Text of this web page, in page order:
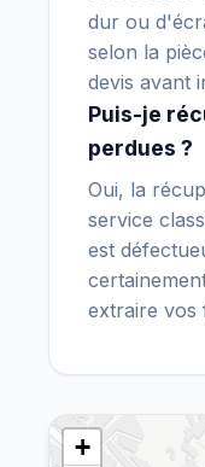
dur ou
selon la
devis avant
Puis-je
perdues ?
Oui, la
service
est
extraire vos
+